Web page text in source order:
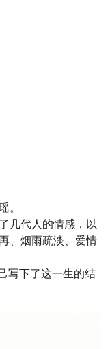
。
几代人的情感，以
、烟雨疏淡、爱情
写下了这一生的结